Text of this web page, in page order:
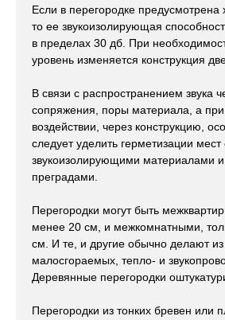
Если в перегородке предусмотрена
то ее звукоизолирующая
в пределах 30 дб. При
уровень изменяется конструкция
В связи с распространением звука
сопряжения, поры материала, а
воздействии, через конструкцию,
следует уделить герметизации
звукоизолирующими материалами и
преградами.
Перегородки могут быть
менее 20 см, и межкомнатными,
см. И те, и другие обычно делают
малосгораемых, тепло- и
Деревянные перегородки
Перегородки из тонких бревен или